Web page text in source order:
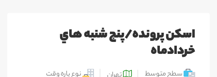
اسكن پرونده/پنج شنبه هاي
خردادماه